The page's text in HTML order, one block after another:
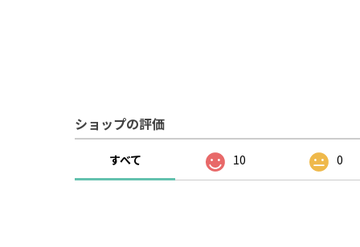
ショップの評価
すべて 10 0